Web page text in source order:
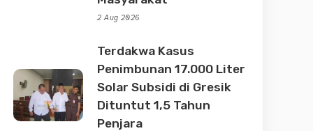
2 Aug 2026
Terdakwa Kasus
Penimbunan 17.000 Liter
Solar Subsidi di Gresik
Dituntut 1,5 Tahun
Penjara